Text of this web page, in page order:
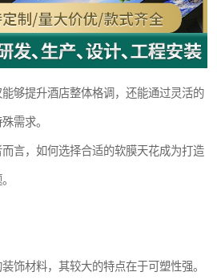
够提升酒店整体格调，还能通过灵活的
需求。
言，如何选择合适的软膜天花成为打造
饰材料，其较大的特点在于可塑性强。